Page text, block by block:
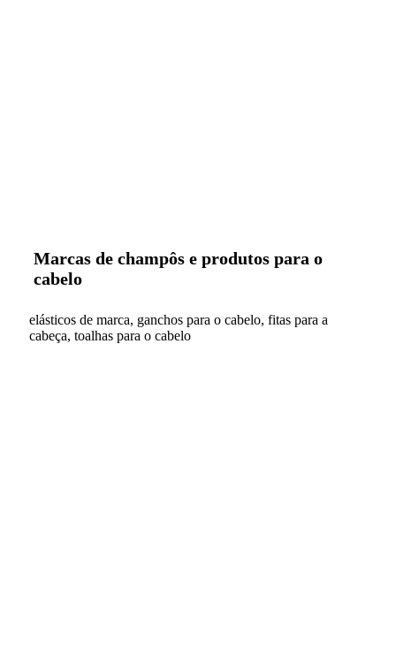
Marcas de champôs e produtos para o
cabelo
elásticos de marca, ganchos para o cabelo, fitas para a
cabeça, toalhas para o cabelo